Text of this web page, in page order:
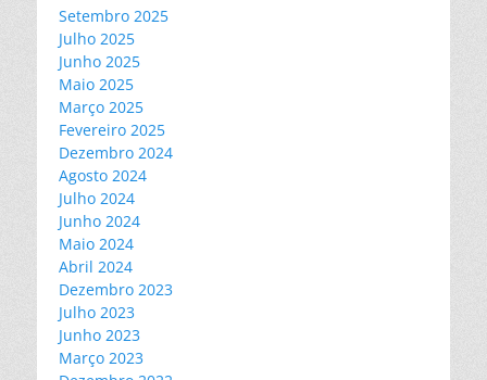
Setembro 2025
Julho 2025
Junho 2025
Maio 2025
Março 2025
Fevereiro 2025
Dezembro 2024
Agosto 2024
Julho 2024
Junho 2024
Maio 2024
Abril 2024
Dezembro 2023
Julho 2023
Junho 2023
Março 2023